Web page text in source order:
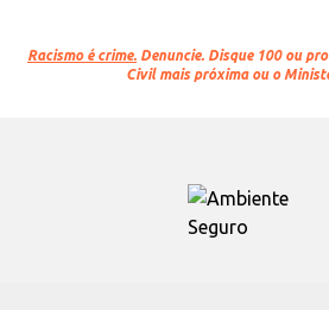
Racismo é crime. Denuncie. Disque 100 ou
Civil mais próxima ou o